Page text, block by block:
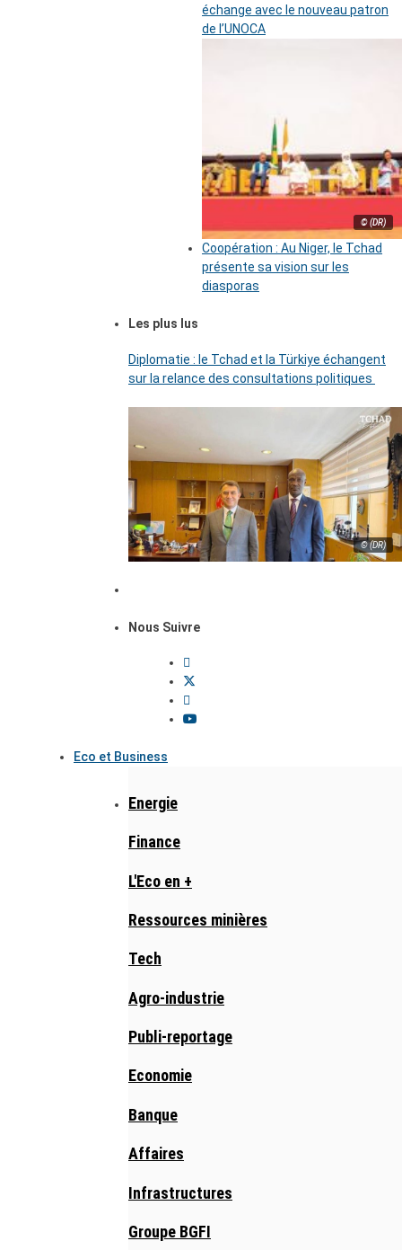
échange avec le nouveau patron
de l’UNOCA
© (DR)
Coopération : Au Niger, le Tchad
présente sa vision sur les
diasporas
Les plus lus
Diplomatie : le Tchad et la Türkiye échangent
sur la relance des consultations politiques
© (DR)
Nous Suivre
Eco et Business
Energie
Finance
L'Eco en +
Ressources minières
Tech
Agro-industrie
Publi-reportage
Economie
Banque
Affaires
Infrastructures
Groupe BGFI